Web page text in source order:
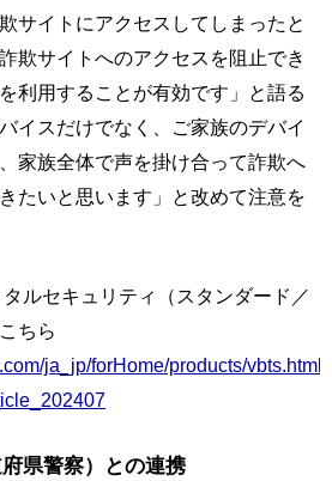
サイトにアクセスしてしまったと
欺サイトへのアクセスを阻止でき
利用することが有効です」と語る
イスだけでなく、ご家族のデバイ
家族全体で声を掛け合って詐欺へ
たいと思います」と改めて注意を
ルセキュリティ（スタンダード／
ちら
ja_jp/forHome/products/vbts.html?
県警察）との連携